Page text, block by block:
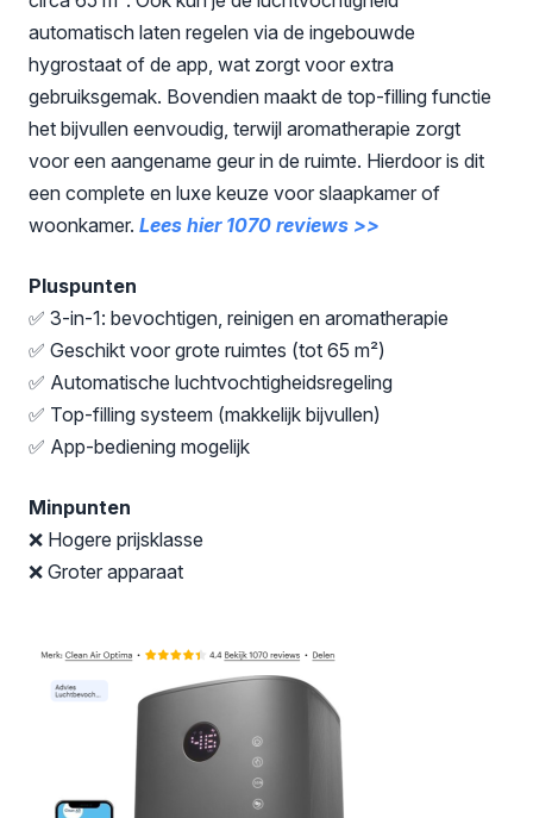
automatisch laten regelen via de ingebouwde
hygrostaat of de app, wat zorgt voor extra
gebruiksgemak. Bovendien maakt de top-filling functie
het bijvullen eenvoudig, terwijl aromatherapie zorgt
voor een aangename geur in de ruimte. Hierdoor is dit
een complete en luxe keuze voor slaapkamer of
woonkamer. Lees hier 1070 reviews >>
Pluspunten
✅ 3-in-1: bevochtigen, reinigen en aromatherapie
✅ Geschikt voor grote ruimtes (tot 65 m²)
✅ Automatische luchtvochtigheidsregeling
✅ Top-filling systeem (makkelijk bijvullen)
✅ App-bediening mogelijk
Minpunten
❌ Hogere prijsklasse
❌ Groter apparaat